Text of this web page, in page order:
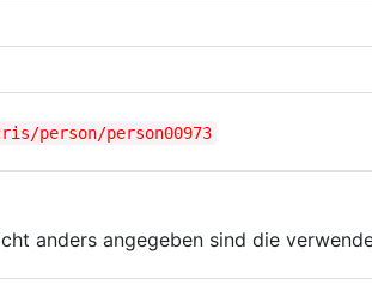
person/person00973
anders angegeben sind die